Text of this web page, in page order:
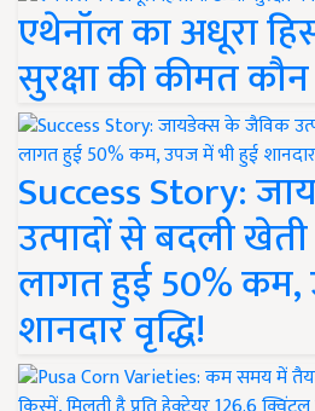
एथेनॉल का अधूरा
सुरक्षा की कीमत
Success Story:
उत्पादों से बदली
लागत हुई 50% कम,
शानदार वृद्धि!